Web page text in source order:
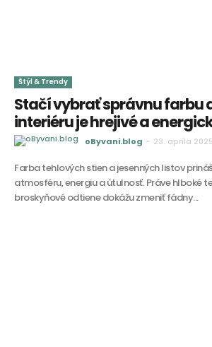
Štýl & Trendy
Stačí vybrať správnu farbu
interiéru je hrejivé a
oByvani.blog - 23. apríla 2025
Farba tehlových stien a jesenných listov
atmosféru, energiu a útulnosť. Práve hlboké
broskyňové odtiene dokážu zmeniť fádny...